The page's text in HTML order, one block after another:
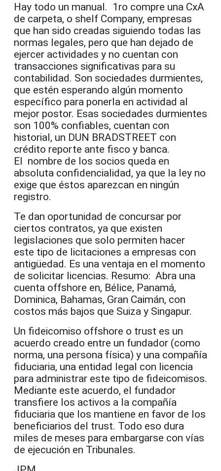
Hay todo un manual. 1ro compre una CxA
de carpeta, o shelf Company, empresas
que han sido creadas siguiendo todas las
normas legales, pero que han dejado de
ejercer actividades y no cuentan con
transacciones significativas para su
contabilidad. Son sociedades durmientes,
que estén esperando algún momento
específico para ponerla en actividad al
mejor postor. Esas sociedades durmientes
son 100% confiables, cuentan con
historial, un DUN BRADSTREET con
crédito reporte ante fisco y banca.
El nombre de los socios queda en
absoluta confidencialidad, ya que la ley no
exige que éstos aparezcan en ningún
registro.
Te dan oportunidad de concursar por
ciertos contratos, ya que existen
legislaciones que solo permiten hacer
este tipo de licitaciones a empresas con
antigüedad. Es una ventaja en el momento
de solicitar licencias. Resumo: Abra una
cuenta offshore en, Bélice, Panamá,
Dominica, Bahamas, Gran Caimán, con
costos más bajos que Suiza y Singapur.
Un fideicomiso offshore o trust es un
acuerdo creado entre un fundador (como
norma, una persona física) y una compañía
fiduciaria, una entidad legal con licencia
para administrar este tipo de fideicomisos.
Mediante este acuerdo, el fundador
transfiere los activos a la compañía
fiduciaria que los mantiene en favor de los
beneficiarios del trust. Todo eso dura
miles de meses para embargarse con vías
de ejecución en Tribunales.